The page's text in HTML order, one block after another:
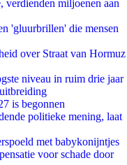
verdienden miljoenen aan
'gluurbrillen' die mensen
over Straat van Hormuz
niveau in ruim drie jaar
is begonnen
politieke mening, laat
met babykonijntjes
voor schade door